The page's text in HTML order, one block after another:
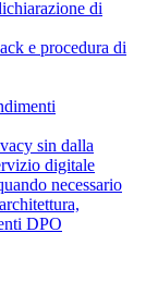
di
e procedura di
sin dalla
digitale
necessario
DPO